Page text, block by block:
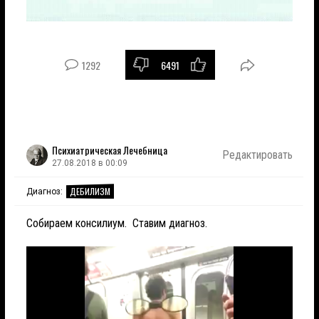
1292 6491
Психиатрическая Лечебница
27.08.2018 в 00:09
Редактировать
Диагноз: ДЕБИЛИЗМ
Собираем консилиум. Ставим диагноз.